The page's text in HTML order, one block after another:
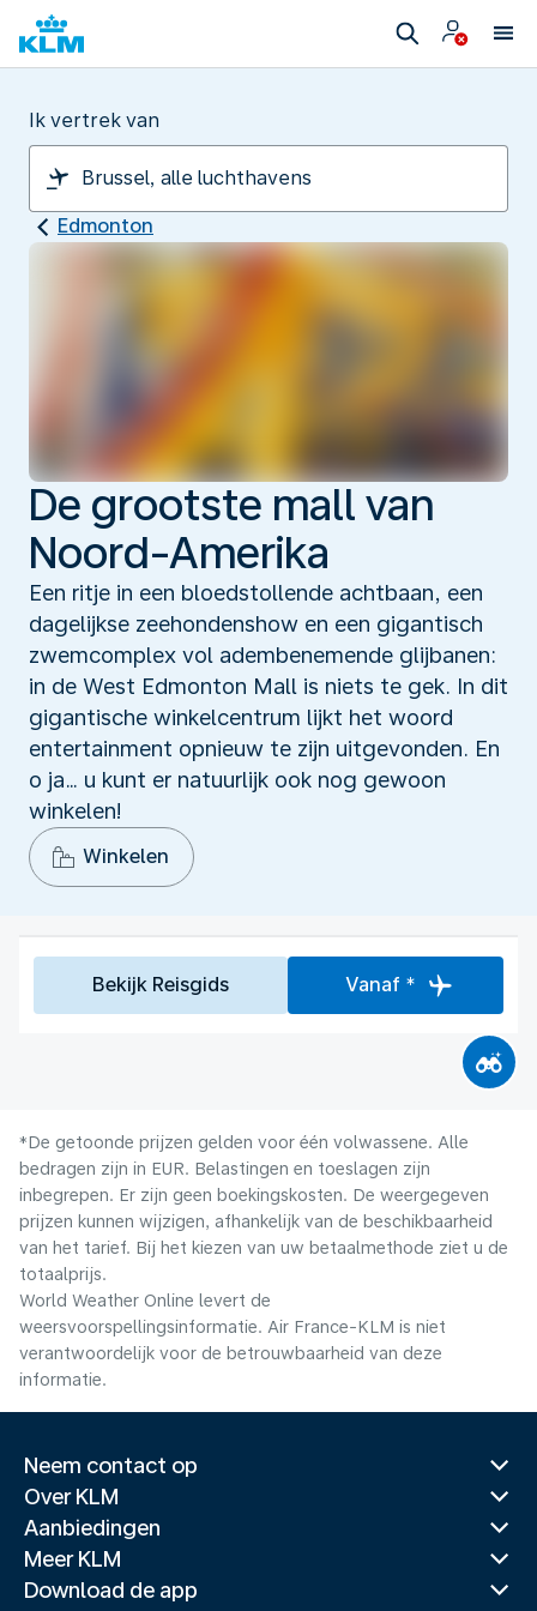
Ik vertrek van
Edmonton
De grootste mall van
Noord-Amerika
Een ritje in een bloedstollende achtbaan, een
dagelijkse zeehondenshow en een gigantisch
zwemcomplex vol adembenemende glijbanen:
in de West Edmonton Mall is niets te gek. In dit
gigantische winkelcentrum lijkt het woord
entertainment opnieuw te zijn uitgevonden. En
o ja… u kunt er natuurlijk ook nog gewoon
winkelen!
Winkelen
Bekijk Reisgids Vanaf *
*De getoonde prijzen gelden voor één volwassene. Alle
bedragen zijn in EUR. Belastingen en toeslagen zijn
inbegrepen. Er zijn geen boekingskosten. De weergegeven
prijzen kunnen wijzigen, afhankelijk van de beschikbaarheid
van het tarief. Bij het kiezen van uw betaalmethode ziet u de
totaalprijs.
World Weather Online levert de
weersvoorspellingsinformatie. Air France-KLM is niet
verantwoordelijk voor de betrouwbaarheid van deze
informatie.
Neem contact op
Over KLM
Aanbiedingen
Meer KLM
Download de app